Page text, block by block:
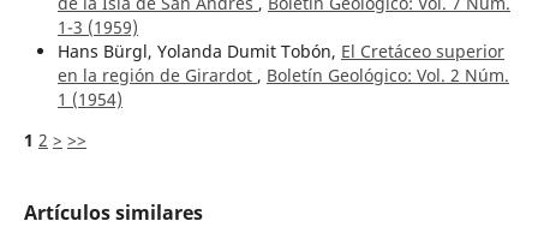
1-3 (1959)
Hans Bürgl, Yolanda Dumit Tobón, El Cretáceo superior
en la región de Girardot , Boletín Geológico: Vol. 2 Núm.
1 (1954)
1 2 > >>
Artículos similares